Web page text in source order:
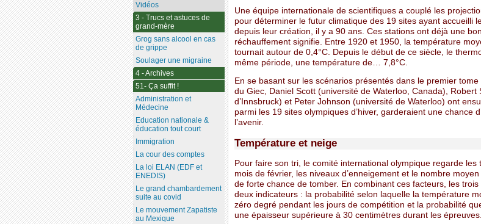
Une équipe internationale de scientifiques a couplé les
pour déterminer le futur climatique des 19 sites ayant accueilli
depuis leur création, il y a 90 ans. Ces stations ont déjà une
réchauffement signifie. Entre 1920 et 1950, la température
tournait autour de 0,4°C. Depuis le début de ce siècle, le
même période, une température de… 7,8°C.
En se basant sur les scénarios présentés dans le premier tome
du Giec, Daniel Scott (université de Waterloo, Canada), Robert
d’Innsbruck) et Peter Johnson (université de Waterloo) ont
parmi les 19 sites olympiques d’hiver, garderaient une chance
l’avenir.
Température et neige
Pour faire son tri, le comité international olympique regarde les
mois de février, les niveaux d’enneigement et le nombre
de forte chance de tomber. En combinant ces facteurs, les
deux indicateurs : la probabilité selon laquelle la température
zéro degré pendant les jours de compétition et la probabilité
une épaisseur supérieure à 30 centimètres durant les épreuves.
Vidéos
3 - Trucs et astuces de
grand-mère
Grog sans alcool en cas
de grippe
Soulager une migraine
4 - Archives
51- Ça suffit !
Administration et
Médecine
Education nationale &
éducation tout court
Immigration
La cour des comptes
La loi ELAN (EDF et
ENEDIS)
Le grand chambardement
suite au covid
Le mouvement Zapatiste
au Mexique